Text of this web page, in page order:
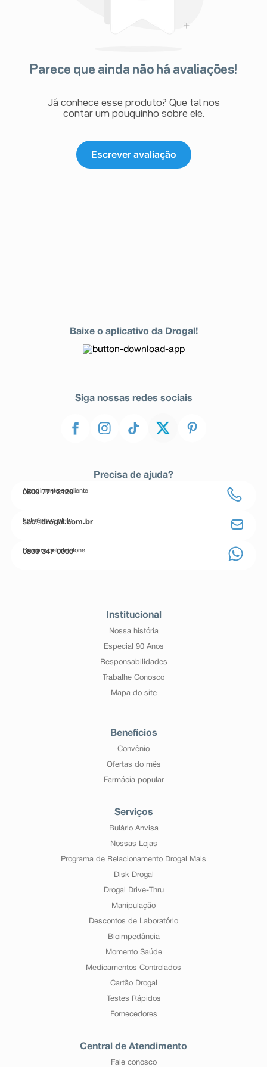
Parece que ainda não há avaliações!
Já conhece esse produto? Que tal nos
contar um pouquinho sobre ele.
Escrever avaliação
Baixe o aplicativo da Drogal!
Siga nossas redes sociais
Precisa de ajuda?
Atendimento ao cliente
0800 771 2120
Entre em contato
sac@drogal.com.br
Compre pelo telefone
0800 347 0000
Institucional
Nossa história
Especial 90 Anos
Responsabilidades
Trabalhe Conosco
Mapa do site
Benefícios
Convênio
Ofertas do mês
Farmácia popular
Serviços
Bulário Anvisa
Nossas Lojas
Programa de Relacionamento Drogal Mais
Disk Drogal
Drogal Drive-Thru
Manipulação
Descontos de Laboratório
Bioimpedância
Momento Saúde
Medicamentos Controlados
Cartão Drogal
Testes Rápidos
Fornecedores
Central de Atendimento
Fale conosco